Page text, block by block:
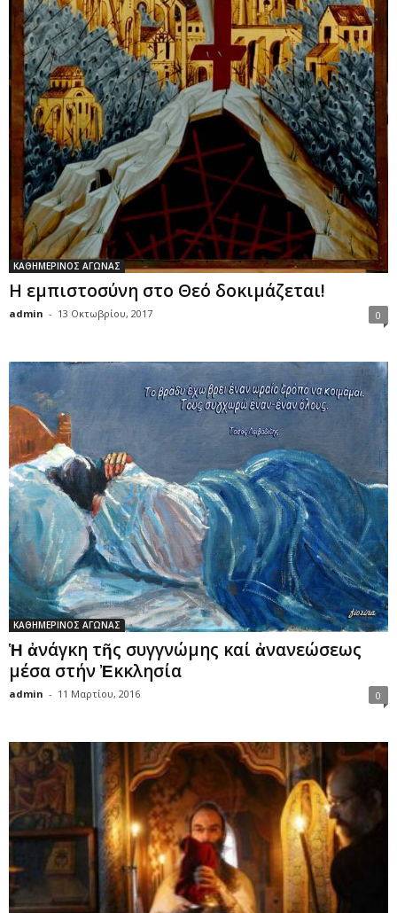
ΚΑΘΗΜΕΡΙΝΟΣ ΑΓΩΝΑΣ
Η εμπιστοσύνη στο Θεό δοκιμάζεται!
admin - 13 Οκτωβρίου, 2017 0
ΚΑΘΗΜΕΡΙΝΟΣ ΑΓΩΝΑΣ
Ἡ ἀνάγκη τῆς συγγνώμης καί ἀνανεώσεως
μέσα στήν Ἐκκλησία
admin - 11 Μαρτίου, 2016 0